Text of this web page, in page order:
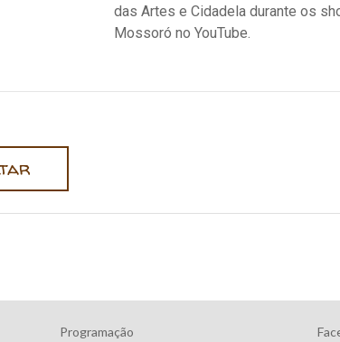
das Artes e Cidadela durante os
Mossoró no YouTube.
Programação